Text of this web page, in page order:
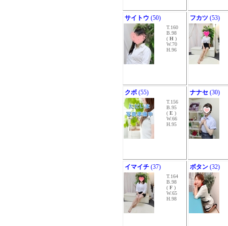
サイトウ (50)
T.160
B.98
( H )
W.70
H.96
フカツ (53)
クボ (55)
T.156
B.95
( E )
W.66
H.95
ナナセ (30)
イマイチ (37)
T.164
B.98
( F )
W.65
H.98
ボタン (32)